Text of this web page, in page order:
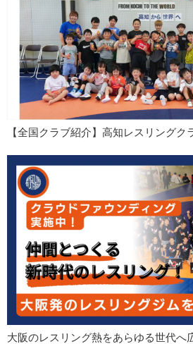
【全国クラブ紹介】高知レスリングク
大阪のレスリング熱をあらゆる世代